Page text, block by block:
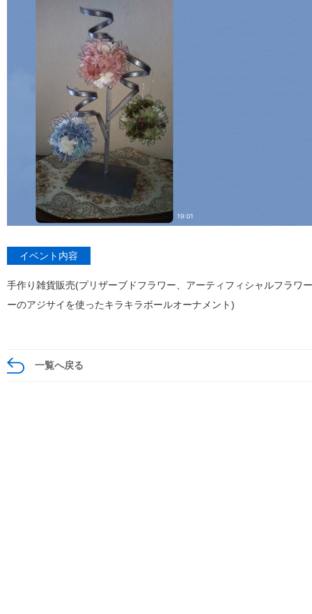
イベント内容
手作り雑貨販売(プリザーブドフラワー、アーティフィシャルフラワ
ーのアジサイを使ったキラキラボールオーナメント)
一覧へ戻る